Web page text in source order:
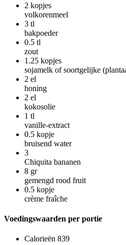
2 kopjes
volkorenmeel
3 tl
bakpoeder
0.5 tl
zout
1.25 kopjes
sojamelk of soortgelijke
2 el
honing
2 el
kokosolie
1 tl
vanille-extract
0.5 kopje
bruisend water
3
Chiquita bananen
8 gr
gemengd rood fruit
0.5 kopje
crème fraîche
Voedingswaarden per portie
Calorieën 839